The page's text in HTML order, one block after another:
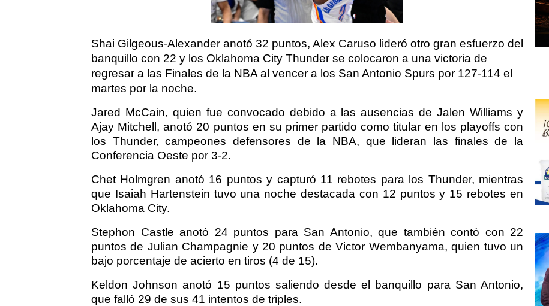
Shai Gilgeous-Alexander anotó 32 puntos, Alex Caruso lideró otro gran esfuerzo del
banquillo con 22 y los Oklahoma City Thunder se colocaron a una victoria de
regresar a las Finales de la NBA al vencer a los San Antonio Spurs por 127-114 el
martes por la noche.
Jared McCain, quien fue convocado debido a las ausencias de Jalen Williams y
Ajay Mitchell, anotó 20 puntos en su primer partido como titular en los playoffs con
los Thunder, campeones defensores de la NBA, que lideran las finales de la
Conferencia Oeste por 3-2.
Chet Holmgren anotó 16 puntos y capturó 11 rebotes para los Thunder, mientras
que Isaiah Hartenstein tuvo una noche destacada con 12 puntos y 15 rebotes en
Oklahoma City.
Stephon Castle anotó 24 puntos para San Antonio, que también contó con 22
puntos de Julian Champagnie y 20 puntos de Victor Wembanyama, quien tuvo un
bajo porcentaje de acierto en tiros (4 de 15).
Keldon Johnson anotó 15 puntos saliendo desde el banquillo para San Antonio,
que falló 29 de sus 41 intentos de triples.